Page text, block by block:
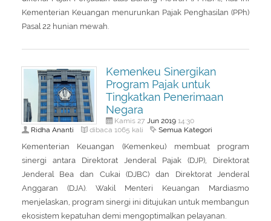
Kementerian Keuangan menurunkan Pajak Penghasilan (PPh)
Pasal 22 hunian mewah.
Kemenkeu Sinergikan
Program Pajak untuk
Tingkatkan Penerimaan
Negara
Kamis 27 Jun 201914:30
Ridha Ananti dibaca 1065 kali Semua Kategori
Kementerian Keuangan (Kemenkeu) membuat program
sinergi antara Direktorat Jenderal Pajak (DJP), Direktorat
Jenderal Bea dan Cukai (DJBC) dan Direktorat Jenderal
Anggaran (DJA). Wakil Menteri Keuangan Mardiasmo
menjelaskan, program sinergi ini ditujukan untuk membangun
ekosistem kepatuhan demi mengoptimalkan pelayanan.